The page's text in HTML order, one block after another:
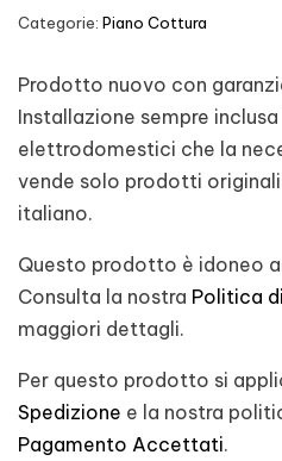
Categorie: Piano Cottura
Prodotto nuovo con
Installazione sempre
elettrodomestici che la
vende solo prodotti
italiano.
Questo prodotto è idoneo
Consulta la nostra Politica
maggiori dettagli.
Per questo prodotto si
Spedizione e la nostra
Pagamento Accettati.